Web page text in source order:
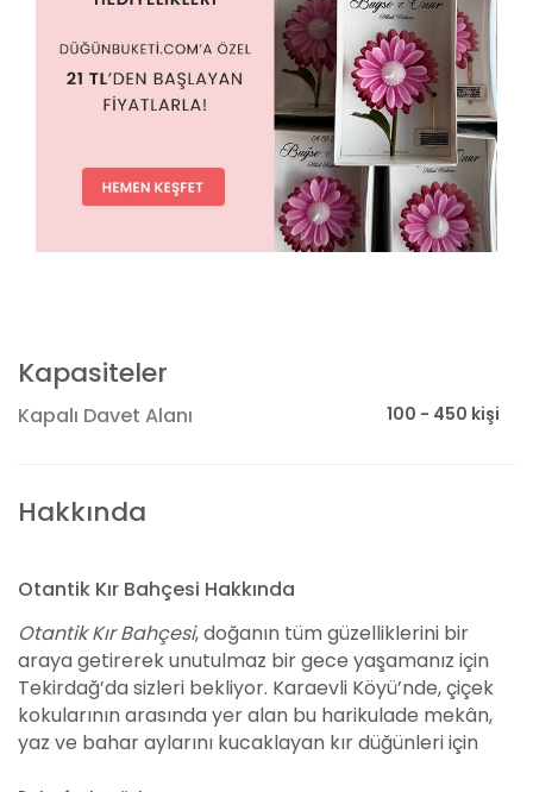
Kapasiteler
Kapalı Davet Alanı 100 - 450 kişi
Hakkında
Otantik Kır Bahçesi Hakkında
Otantik Kır Bahçesi, doğanın tüm güzelliklerini bir
araya getirerek unutulmaz bir gece yaşamanız için
Tekirdağ’da sizleri bekliyor. Karaevli Köyü’nde, çiçek
kokularının arasında yer alan bu harikulade mekân,
yaz ve bahar aylarını kucaklayan kır düğünleri için